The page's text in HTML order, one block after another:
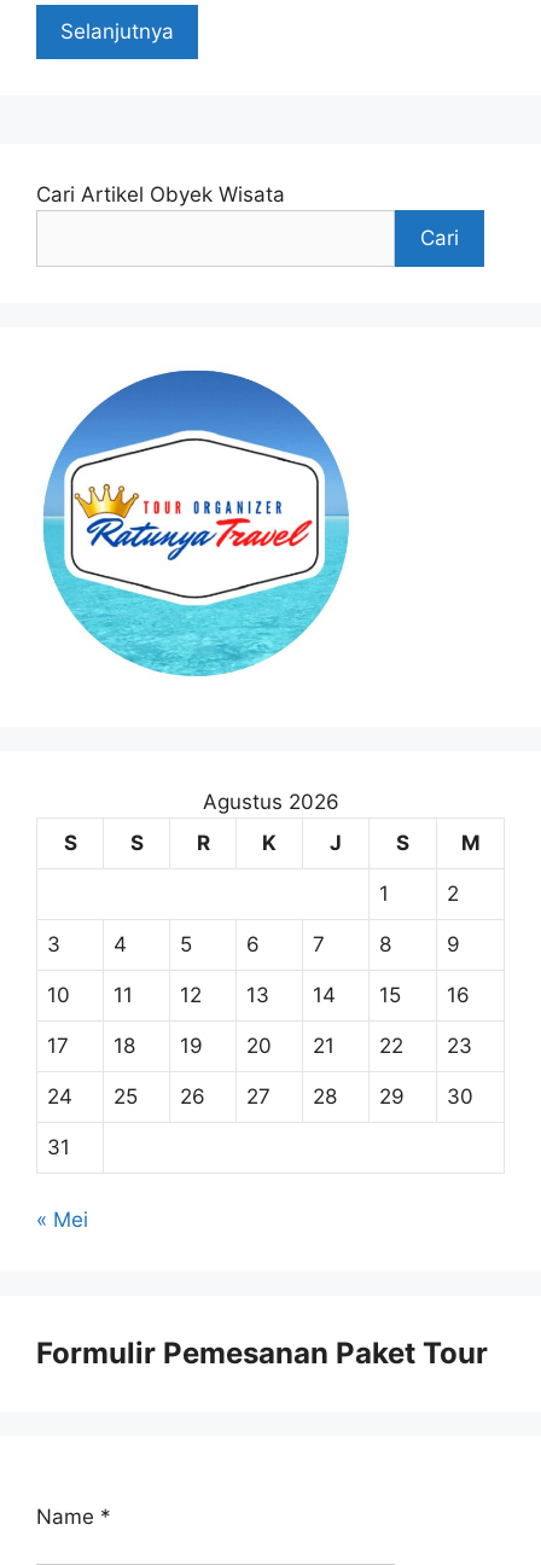
Selanjutnya
Cari Artikel Obyek Wisata
Cari
Agustus 2026
S
S R K J S M
1 2
3 4 5 6 7 8 9
10 11 12 13 14 15 16
17 18 19 20 21 22 23
24 25 26 27 28 29 30
31
« Mei
Formulir Pemesanan Paket Tour
Name *